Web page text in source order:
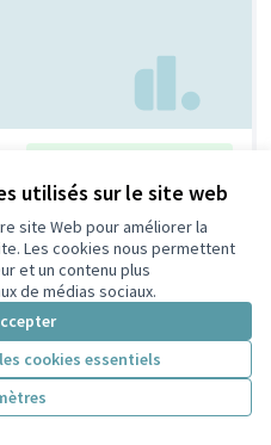
utilisés sur le site web
site Web pour améliorer la
Les cookies nous permettent
et un contenu plus
de médias sociaux.
cookies essentiels